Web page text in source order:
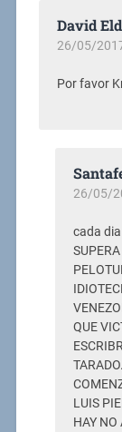
David
26/05/
Por favor
26/05/
cada dia
QUE
LUIS
HAY